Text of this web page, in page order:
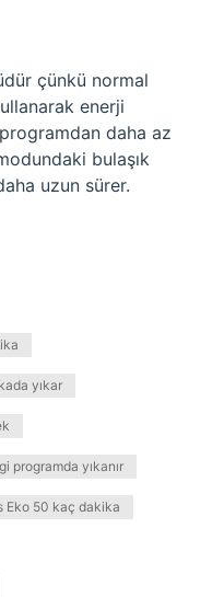
çünkü normal
enerji
daha az
bulaşık
uzun sürer.
yıkar
programda yıkanır
Eko 50 kaç dakika